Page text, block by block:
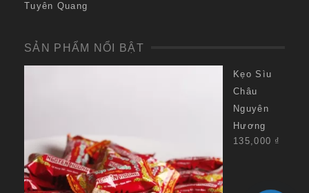
Tuyên Quang
SẢN PHẨM NỔI BẬT
Kẹo Sìu
Châu
Nguyên
Hương
135,000 ₫